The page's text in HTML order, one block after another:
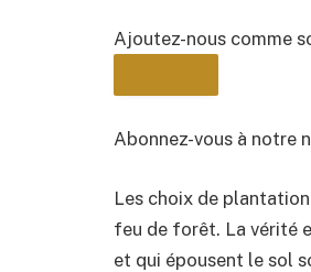
Ajoutez-nous comme
BULLETIN
Abonnez-vous à notre
Les choix de
feu de forêt. La vérité
et qui épousent le sol